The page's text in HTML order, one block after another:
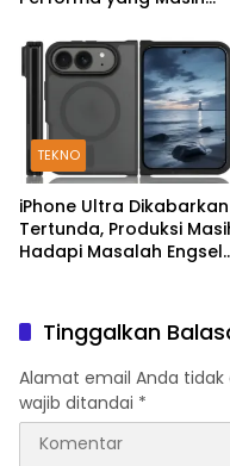
TEKNO
iPhone Ultra Dikabarkan
Tertunda, Produksi
Hadapi Masalah Engsel
Tinggalkan
Alamat email Anda tidak
wajib ditandai *